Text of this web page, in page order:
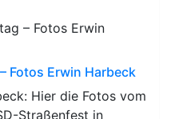
Fotos Erwin Harbeck
Hier die Fotos vom
Straßenfest in